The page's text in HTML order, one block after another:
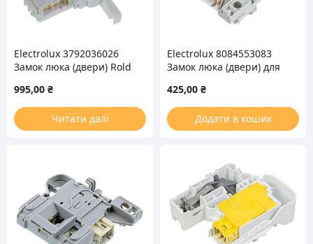
Electrolux 3792036026
Замок люка (двери) Rold
995,00 ₴
Читати далі
Electrolux 8084553083
Замок люка (двери) для
425,00 ₴
Додати в кошик